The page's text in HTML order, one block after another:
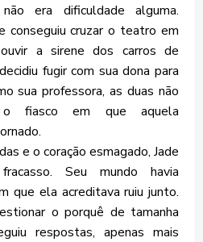
era dificuldade alguma.
conseguiu cruzar o teatro em
a sirene dos carros de
fugir com sua dona para
sua professora, as duas não
o fiasco em que aquela
e o coração esmagado, Jade
Seu mundo havia
que ela acreditava ruiu junto.
o porquê de tamanha
respostas, apenas mais